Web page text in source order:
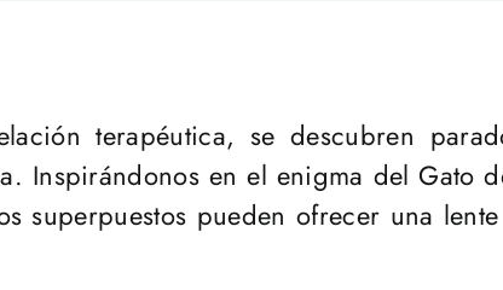
terapéutica, se descubren
Inspirándonos en el enigma del Gato
superpuestos pueden ofrecer una